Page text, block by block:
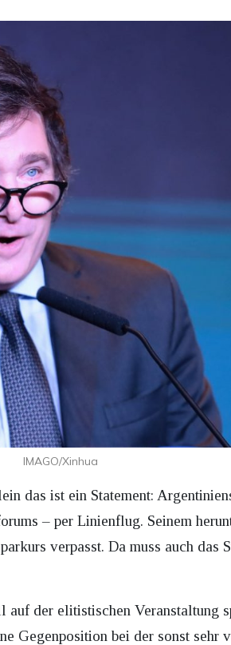
IMAGO/Xinhua
das ist ein Statement:
– per Linienflug. Seinem
verpasst. Da muss auch das
der elitistischen Veranstaltung
Gegenposition bei der sonst sehr